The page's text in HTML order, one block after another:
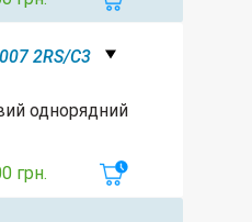
2RS/C3
однорядний
грн.